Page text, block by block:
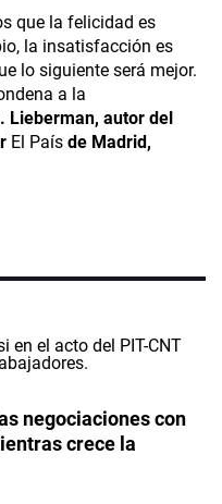
que la felicidad es
la insatisfacción es
lo siguiente será mejor.
a la
Lieberman, autor del
El País de Madrid,
negociaciones con
crece la